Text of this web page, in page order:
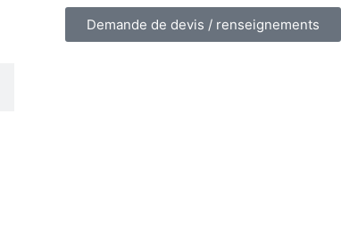
Demande de devis / renseignements